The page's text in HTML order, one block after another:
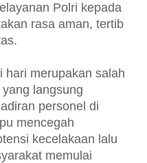
Polri kepada
rasa aman, tertib
hari merupakan salah
langsung
personel di
mencegah
kecelakaan lalu
memulai